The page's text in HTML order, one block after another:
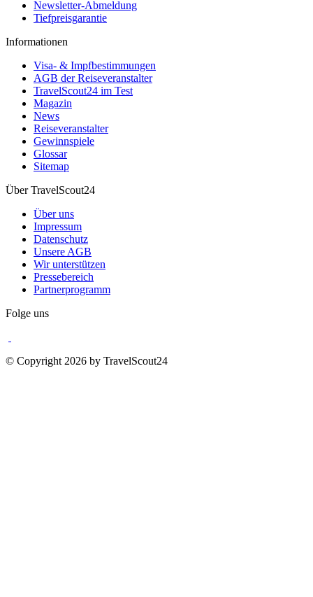
Newsletter-Abmeldung
Tiefpreisgarantie
Informationen
Visa- & Impfbestimmungen
AGB der Reiseveranstalter
TravelScout24 im Test
Magazin
News
Reiseveranstalter
Gewinnspiele
Glossar
Sitemap
Über TravelScout24
Über uns
Impressum
Datenschutz
Unsere AGB
Wir unterstützen
Pressebereich
Partnerprogramm
Folge uns
© Copyright 2026 by TravelScout24